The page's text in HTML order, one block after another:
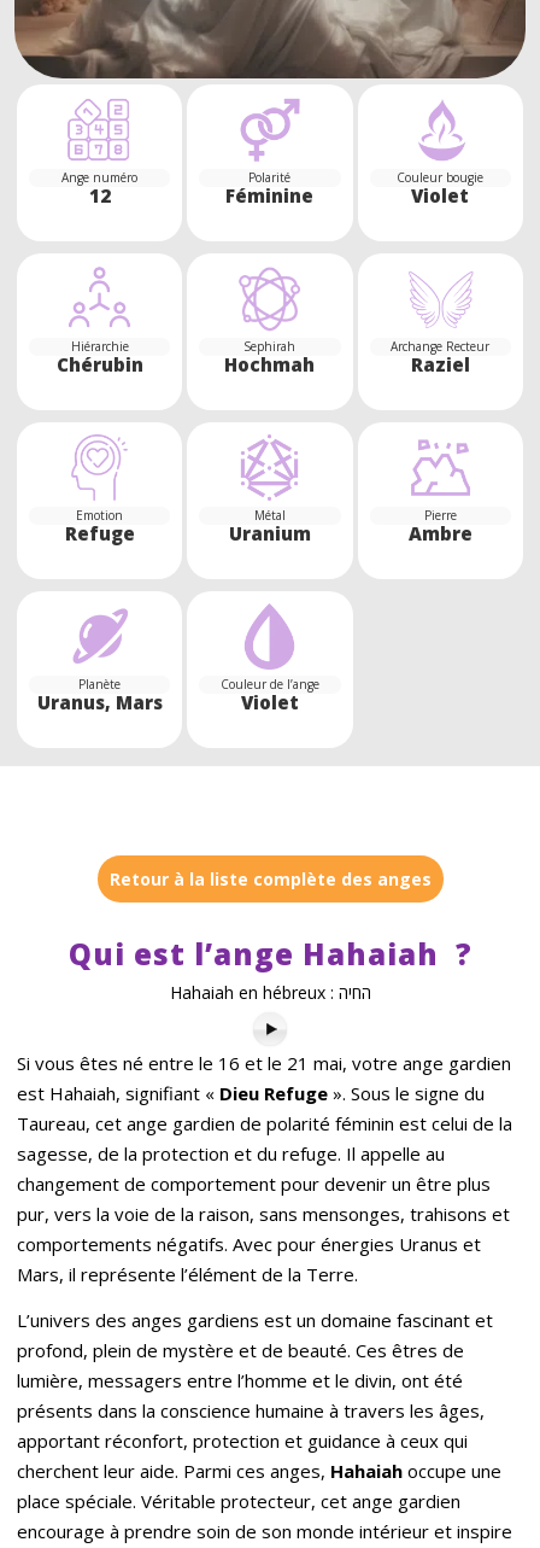
Ange numéro
12
Polarité
Féminine
Couleur bougie
Violet
Hiérarchie
Chérubin
Sephirah
Hochmah
Archange Recteur
Raziel
Emotion
Refuge
Métal
Uranium
Pierre
Ambre
Planète
Uranus, Mars
Couleur de l’ange
Violet
Retour à la liste complète des anges
Qui est l’ange Hahaiah ?
Hahaiah en hébreux : החיה
Si vous êtes né entre le 16 et le 21 mai, votre ange gardien
est Hahaiah, signifiant « Dieu Refuge ». Sous le signe du
Taureau, cet ange gardien de polarité féminin est celui de la
sagesse, de la protection et du refuge. Il appelle au
changement de comportement pour devenir un être plus
pur, vers la voie de la raison, sans mensonges, trahisons et
comportements négatifs. Avec pour énergies Uranus et
Mars, il représente l’élément de la Terre.
L’univers des anges gardiens est un domaine fascinant et
profond, plein de mystère et de beauté. Ces êtres de
lumière, messagers entre l’homme et le divin, ont été
présents dans la conscience humaine à travers les âges,
apportant réconfort, protection et guidance à ceux qui
cherchent leur aide. Parmi ces anges, Hahaiah occupe une
place spéciale. Véritable protecteur, cet ange gardien
encourage à prendre soin de son monde intérieur et inspire